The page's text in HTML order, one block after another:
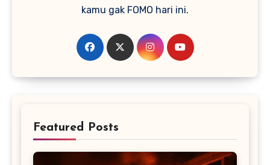
kamu gak FOMO hari ini.
Featured Posts